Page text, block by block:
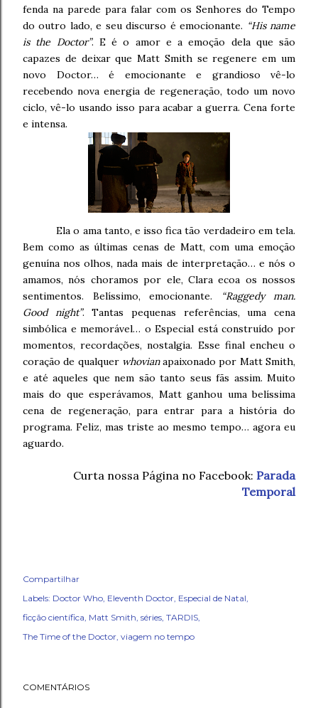
fenda na parede para falar com os Senhores do Tempo
do outro lado, e seu discurso é emocionante. “His name
is the Doctor”. E é o amor e a emoção dela que são
capazes de deixar que Matt Smith se regenere em um
novo Doctor… é emocionante e grandioso vê-lo
recebendo nova energia de regeneração, todo um novo
ciclo, vê-lo usando isso para acabar a guerra. Cena forte
e intensa.
Ela o ama tanto, e isso fica tão verdadeiro em tela.
Bem como as últimas cenas de Matt, com uma emoção
genuína nos olhos, nada mais de interpretação… e nós o
amamos, nós choramos por ele, Clara ecoa os nossos
sentimentos. Belíssimo, emocionante.
“Raggedy man.
Good night”. Tantas pequenas referências, uma cena
simbólica e memorável… o Especial está construído por
momentos, recordações, nostalgia. Esse final encheu o
coração de qualquer whovianapaixonado por Matt Smith,
e até aqueles que nem são tanto seus fãs assim. Muito
mais do que esperávamos, Matt ganhou uma belíssima
cena de regeneração, para entrar para a história do
programa. Feliz, mas triste ao mesmo tempo… agora eu
aguardo.
Curta nossa Página no Facebook: Parada
Temporal
Compartilhar
Labels: Doctor Who Eleventh Doctor Especial de Natal
ficção científica Matt Smith séries TARDIS
The Time of the Doctor viagem no tempo
COMENTÁRIOS